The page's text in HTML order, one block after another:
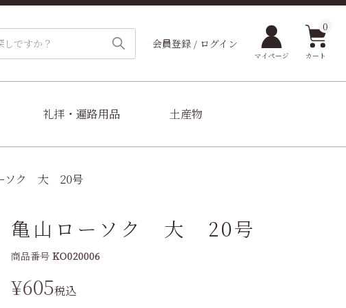
会員登録 / ログイン
マイページ カート
0
礼拝・遍路用品 土産物
ソク 大 20号
亀山ローソク 大 20号
商品番号 KO020006
¥605税込